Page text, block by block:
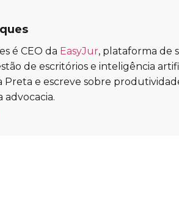
é CEO da EasyJur, plataforma de
de escritórios e inteligência
Preta e escreve sobre
advocacia.